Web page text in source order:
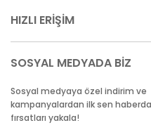
HIZLI ERİŞİM
SOSYAL MEDYADA BİZ
Sosyal medyaya özel indirim ve
kampanyalardan ilk sen
fırsatları yakala!